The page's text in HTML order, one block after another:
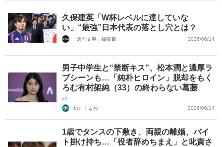
久保建英「W杯レベルに達していな
い」“最強”日本代表の落とし穴とは？
「週刊文春」編集部 2026/06/14
男子中学生と“禁断キス”、松本潤と濃厚ラ
ブシーンも…「純朴ヒロイン」脱却をもく
ろむ有村架純（33）の終わらない葛藤
#2
大山 くまお
2026/06/14
1歳でタンスの下敷き、両親の離婚、バイ
ト掛け持ち…「役者辞めちまえ」と叱責さ